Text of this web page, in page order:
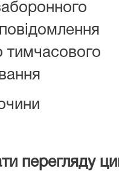
тимчасового